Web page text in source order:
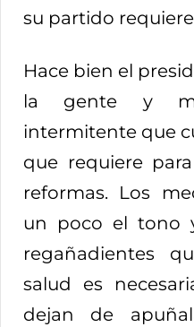
su partido
Hace bien el
la gente y
intermitente que
que requiere
reformas. Los
un poco el tono
regañadientes
salud es
dejan de